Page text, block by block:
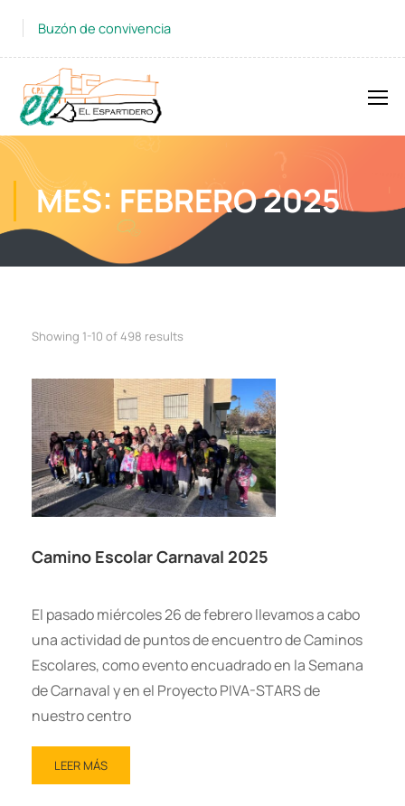
Buzón de convivencia
MES: FEBRERO 2025
Showing 1-10 of 498 results
Camino Escolar Carnaval 2025
El pasado miércoles 26 de febrero llevamos a cabo
una actividad de puntos de encuentro de Caminos
Escolares, como evento encuadrado en la Semana
de Carnaval y en el Proyecto PIVA-STARS de
nuestro centro
LEER MÁS